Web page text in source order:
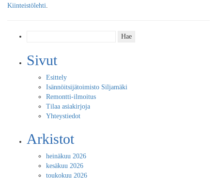
Kiinteistölehti.
Sivut
Esittely
Isännöitsijätoimisto Siljamäki
Remontti-ilmoitus
Tilaa asiakirjoja
Yhteystiedot
Arkistot
heinäkuu 2026
kesäkuu 2026
toukokuu 2026